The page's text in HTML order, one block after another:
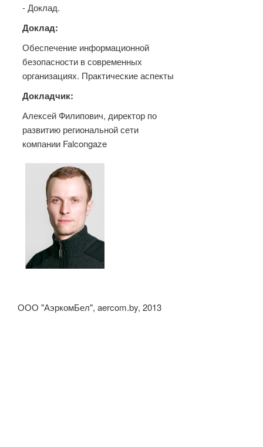
- Доклад.
Доклад:
Обеспечение информационной
безопасности в современных
организациях. Практические аспекты
Докладчик:
Алексей Филипович, директор по
развитию региональной сети
компании Falcongaze
ООО "АэркомБел", aercom.by, 2013